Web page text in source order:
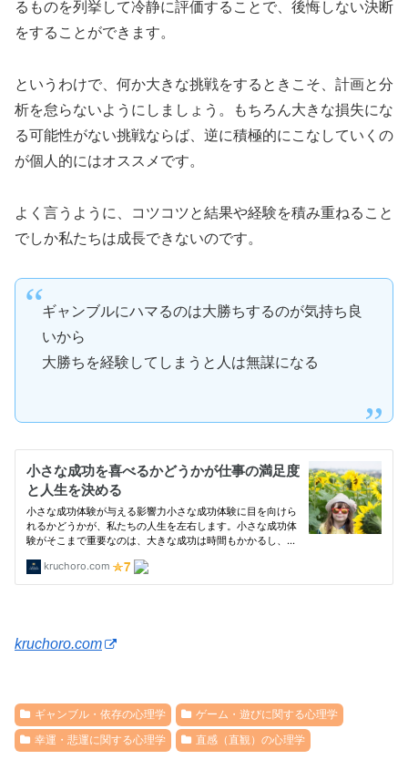
るものを列挙して冷静に評価することで、後悔しない決断
をすることができます。
というわけで、何か大きな挑戦をするときこそ、計画と分
析を怠らないようにしましょう。もちろん大きな損失にな
る可能性がない挑戦ならば、逆に積極的にこなしていくの
が個人的にはオススメです。
よく言うように、コツコツと結果や経験を積み重ねること
でしか私たちは成長できないのです。
ギャンブルにハマるのは大勝ちするのが気持ち良
いから
大勝ちを経験してしまうと人は無謀になる
kruchoro.com
ギャンブル・依存の心理学
ゲーム・遊びに関する心理学
幸運・悲運に関する心理学
直感（直観）の心理学